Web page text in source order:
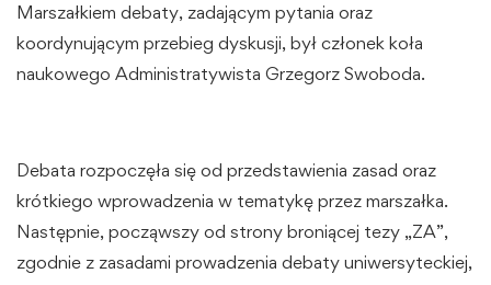
Marszałkiem debaty, zadającym pytania oraz
koordynującym przebieg dyskusji, był członek koła
naukowego Administratywista Grzegorz Swoboda.
Debata rozpoczęła się od przedstawienia zasad oraz
krótkiego wprowadzenia w tematykę przez marszałka.
Następnie, począwszy od strony broniącej tezy „ZA”,
zgodnie z zasadami prowadzenia debaty uniwersyteckiej,